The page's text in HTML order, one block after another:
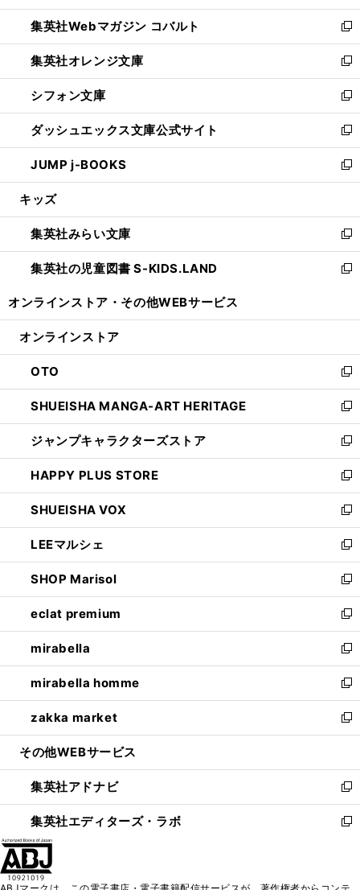
開
く
ウ
で
開
く
ン
ド
ウ
で
開
く
ウ
ィ
ン
ド
ウ
で
開
く
集英社Webマガジン コバルト
新
し
い
ウ
ィ
ン
ド
ウ
で
開
集英社オレンジ文庫
新
し
い
ウ
ィ
ン
ド
ウ
開
く
シフォン文庫
新
し
い
ウ
ィ
ン
ウ
で
開
く
ダッシュエックス文庫公式サイト
新
し
い
ウ
ン
ド
ウ
で
JUMP j-BOOKS
新
し
ウ
ィ
ン
ド
開
キッズ
集英社みらい文庫
新
し
い
ン
ウ
で
開
く
集英社の児童図書 S-KIDS.LAND
新
ウ
ン
ド
ウ
で
開
く
オンラインストア・ その他WEBサービス
オンラインストア
OTO
新
し
い
ウ
ィ
ン
ド
ウ
で
開
く
SHUEISHA MANGA-ART HERITAGE
新
し
い
ウ
ィ
ン
ド
ウ
で
開
く
ジャンプキャラクターズストア
新
し
い
ウ
ィ
ン
ド
ウ
で
開
く
HAPPY PLUS STORE
新
し
い
ウ
ィ
ン
ド
ウ
で
開
く
SHUEISHA VOX
新
し
い
ウ
ィ
ン
ド
ウ
で
開
く
LEEマルシェ
新
し
い
ウ
ィ
ン
ド
ウ
で
開
く
SHOP Marisol
新
し
い
ウ
ィ
ン
ド
ウ
で
開
eclat premium
新
し
い
ウ
ィ
ン
ド
ウ
開
く
mirabella
新
し
い
ウ
ィ
ン
ウ
で
開
く
mirabella homme
新
し
い
ウ
ン
ド
ウ
で
zakka market
新
し
ウ
ィ
ン
ド
その他WEBサービス
集英社アドナビ
新
し
い
集英社エディターズ・ラボ
新